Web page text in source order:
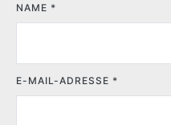
NAME *
E-MAIL-ADRESSE *